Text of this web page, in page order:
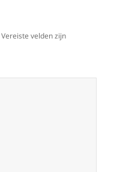
Vereiste velden zijn